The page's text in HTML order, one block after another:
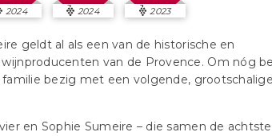
2024 2024 2023
geldt al als een van de historische en
wijnproducenten van de Provence. Om nóg
bezig met een volgende, grootschalige
en Sophie Sumeire – die samen de achtste